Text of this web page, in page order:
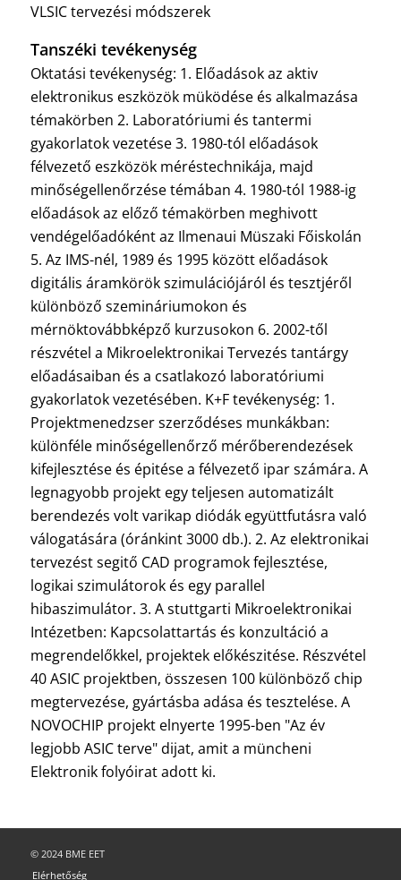
VLSIC tervezési módszerek
Tanszéki tevékenység
Oktatási tevékenység: 1. Előadások az aktiv
elektronikus eszközök müködése és alkalmazása
témakörben 2. Laboratóriumi és tantermi
gyakorlatok vezetése 3. 1980-tól előadások
félvezető eszközök méréstechnikája, majd
minőségellenőrzése témában 4. 1980-tól 1988-ig
előadások az előző témakörben meghivott
vendégelőadóként az Ilmenaui Müszaki Főiskolán
5. Az IMS-nél, 1989 és 1995 között előadások
digitális áramkörök szimulációjáról és tesztjéről
különböző szemináriumokon és
mérnöktovábbképző kurzusokon 6. 2002-től
részvétel a Mikroelektronikai Tervezés tantárgy
előadásaiban és a csatlakozó laboratóriumi
gyakorlatok vezetésében. K+F tevékenység: 1.
Projektmenedzser szerződéses munkákban:
különféle minőségellenőrző mérőberendezések
kifejlesztése és épitése a félvezető ipar számára. A
legnagyobb projekt egy teljesen automatizált
berendezés volt varikap diódák együttfutásra való
válogatására (óránkint 3000 db.). 2. Az elektronikai
tervezést segitő CAD programok fejlesztése,
logikai szimulátorok és egy parallel
hibaszimulátor. 3. A stuttgarti Mikroelektronikai
Intézetben: Kapcsolattartás és konzultáció a
megrendelőkkel, projektek előkészitése. Részvétel
40 ASIC projektben, összesen 100 különböző chip
megtervezése, gyártásba adása és tesztelése. A
NOVOCHIP projekt elnyerte 1995-ben "Az év
legjobb ASIC terve" dijat, amit a müncheni
Elektronik folyóirat adott ki.
© 2024 BME EET
Elérhetőség